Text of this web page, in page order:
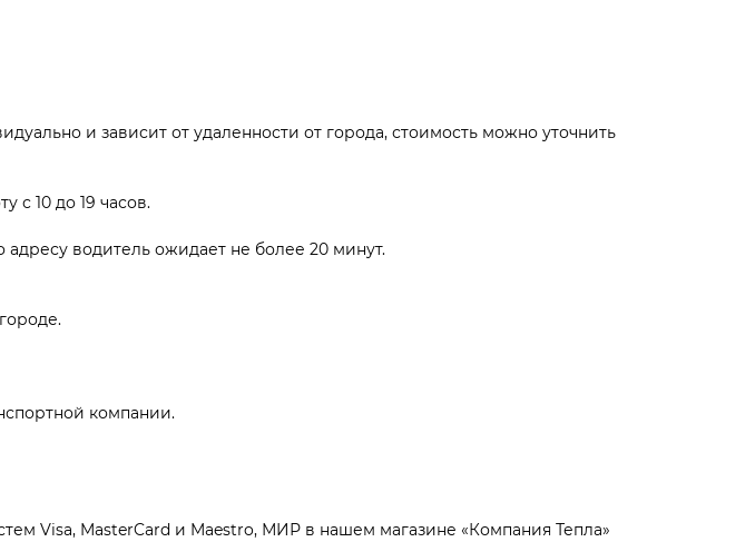
и зависит от удаленности от города, стоимость можно уточнить
с 10 до 19 часов.
адресу водитель ожидает не более 20 минут.
компании.
Visa, MasterCard и Maestro, МИР в нашем магазине «Компания Тепла»